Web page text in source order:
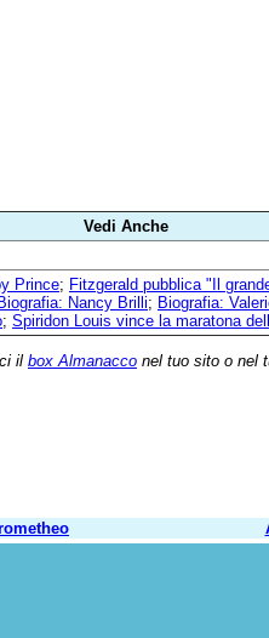
Vedi Anche
Prince; Fitzgerald pubblica "Il
Biografia: Nancy Brilli; Biografia:
; Spiridon Louis vince la maratona
il box Almanacco nel tuo sito o nel